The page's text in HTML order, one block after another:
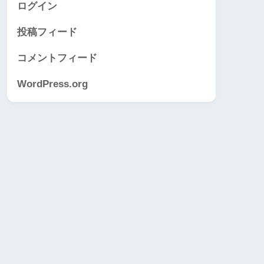
ログイン
投稿フィード
コメントフィード
WordPress.org